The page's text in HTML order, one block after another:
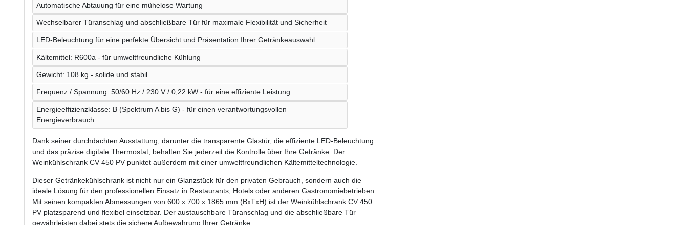
Automatische Abtauung für eine mühelose Wartung
Wechselbarer Türanschlag und abschließbare Tür für maximale Flexibilität und Sicherheit
LED-Beleuchtung für eine perfekte Übersicht und Präsentation Ihrer Getränkeauswahl
Kältemittel: R600a - für umweltfreundliche Kühlung
Gewicht: 108 kg - solide und stabil
Frequenz / Spannung: 50/60 Hz / 230 V / 0,22 kW - für eine effiziente Leistung
Energieeffizienzklasse: B (Spektrum A bis G) - für einen verantwortungsvollen
Energieverbrauch
Dank seiner durchdachten Ausstattung, darunter die transparente Glastür, die effiziente LED-Beleuchtung
und das präzise digitale Thermostat, behalten Sie jederzeit die Kontrolle über Ihre Getränke. Der
Weinkühlschrank CV 450 PV punktet außerdem mit einer umweltfreundlichen Kältemitteltechnologie.
Dieser Getränkekühlschrank ist nicht nur ein Glanzstück für den privaten Gebrauch, sondern auch die
ideale Lösung für den professionellen Einsatz in Restaurants, Hotels oder anderen Gastronomiebetrieben.
Mit seinen kompakten Abmessungen von 600 x 700 x 1865 mm (BxTxH) ist der Weinkühlschrank CV 450
PV platzsparend und flexibel einsetzbar. Der austauschbare Türanschlag und die abschließbare Tür
gewährleisten dabei stets die sichere Aufbewahrung Ihrer Getränke.